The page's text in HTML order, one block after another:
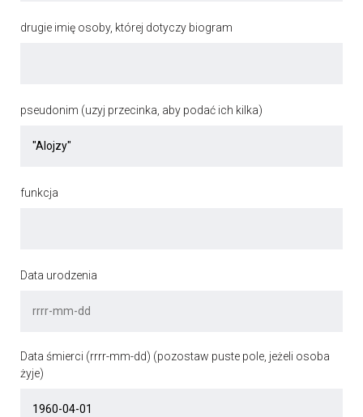
drugie imię osoby, której dotyczy biogram
pseudonim (uzyj przecinka, aby podać ich kilka)
funkcja
Data urodzenia
Data śmierci (rrrr-mm-dd) (pozostaw puste pole, jeżeli osoba
żyje)